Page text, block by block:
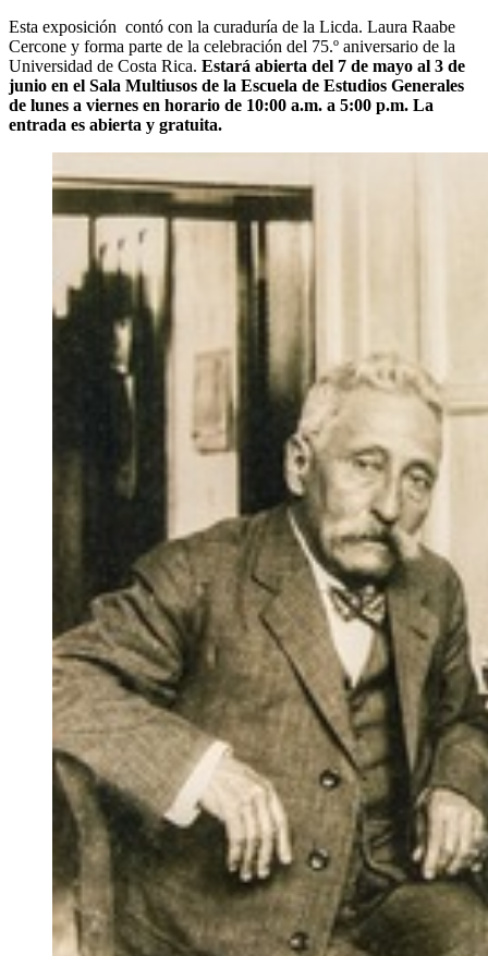
Esta exposición contó con la curaduría de la Licda. Laura Raabe
Cercone y forma parte de la celebración del 75.º aniversario de la
Universidad de Costa Rica. Estará abierta del 7 de mayo al 3 de
junio en el Sala Multiusos de la Escuela de Estudios Generales
de lunes a viernes en horario de 10:00 a.m. a 5:00 p.m. La
entrada es abierta y gratuita.